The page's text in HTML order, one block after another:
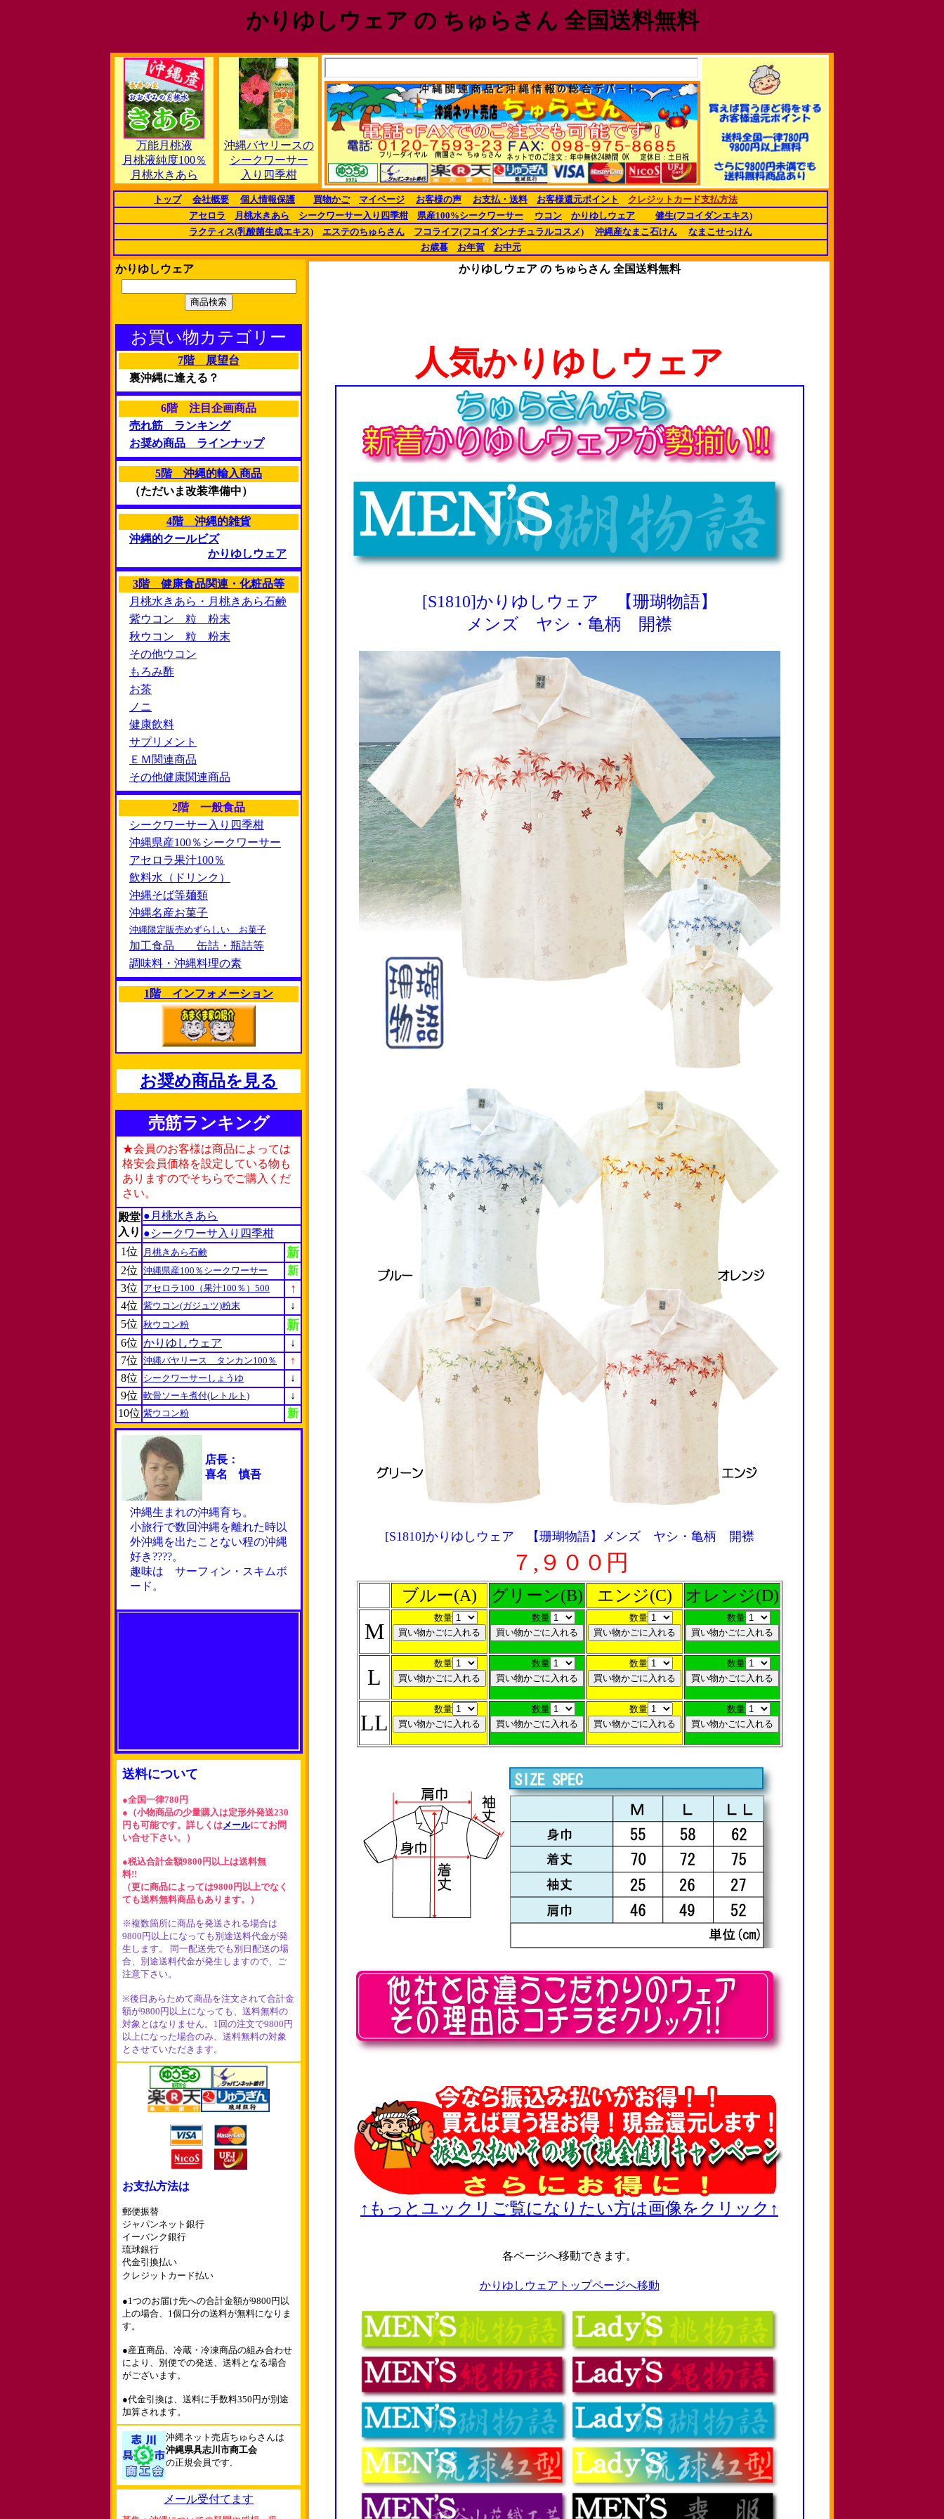
かりゆしウェア の ちゅらさん 全国送料無料
万能月桃液
月桃液純度100％
月桃水きあら
沖縄バヤリースの
シークワーサー
入り四季柑
トップ 会社概要 個人情報保護 買物かご マイページ お客様の声 お支払・送料 お客様還元ポイント
クレジットカード支払方法
アセロラ
月桃水きあら シークワーサー入り四季柑 県産100%シークワーサー ウコン かりゆしウェア
健生(フコイダンエキス)
ラクティス(乳酸菌生成エキス)
エステのちゅらさん フコライフ(フコイダンナチュラルコスメ) 沖縄産なまこ石けん
なまこせっけん
お歳暮
お年賀 お中元
かりゆしウェア
お買い物カテゴリー
7階 展望台
裏沖縄に逢える？
6階 注目企画商品
売れ筋 ランキング
お奨め商品 ラインナップ
5階 沖縄的輸入商品
（ただいま改装準備中）
4階 沖縄的雑貨
沖縄的クールビズ
かりゆしウェア
3階 健康食品関連・化粧品等
月桃水きあら・月桃きあら石鹸
紫ウコン 粒 粉末
秋ウコン 粒 粉末
その他ウコン
もろみ酢
お茶
ノニ
健康飲料
サプリメント
ＥＭ関連商品
その他健康関連商品
2階 一般食品
シークワーサー入り四季柑
沖縄県産100％シークワーサー
アセロラ果汁100％
飲料水（ドリンク）
沖縄そば等麺類
沖縄名産お菓子
沖縄限定販売めずらしい お菓子
加工食品 缶詰・瓶詰等
調味料・沖縄料理の素
1階 インフォメーション
お奨め商品を見る
売筋ランキング
★会員のお客様は商品によっては
格安会員価格を設定している物も
ありますのでそちらでご購入くだ
さい。
殿堂
入り
●月桃水きあら
●シークワーサ入り四季柑
1位
月桃きあら石鹸 新
2位 沖縄県産100％シークワーサー
新
3位
アセロラ100（果汁100％）500 ↑
4位 紫ウコン(ガジュツ)粉末
↓
5位 秋ウコン粉 新
6位 かりゆしウェア
↓
7位 沖縄バヤリース タンカン100％
↑
8位
シークワーサーしょうゆ
↓
9位 軟骨ソーキ煮付(レトルト)
↓
10位 紫ウコン粉 新
店長：
喜名 慎吾
沖縄生まれの沖縄育ち。
小旅行で数回沖縄を離れた時以
外沖縄を出たことない程の沖縄
好き????。
趣味は サーフィン・スキムボ
ード。
送料について
●全国一律780円
●（小物商品の少量購入は定形外発送230
円も可能です。詳しくはメールにてお問
い合せ下さい。）
●税込合計金額9800円以上は送料無
料!!
（更に商品によっては9800円以上でなく
ても送料無料商品もあります。）
※複数箇所に商品を発送される場合は
9800円以上になっても別途送料代金が発
生します。 同一配送先でも別日配送の場
合、別途送料代金が発生しますので、ご
注意下さい。
※後日あらためて商品を注文されて合計金
額が9800円以上になっても、送料無料の
対象とはなりません。1回の注文で9800円
以上になった場合のみ、送料無料の対象
とさせていただきます。
お支払方法は
郵便振替
ジャパンネット銀行
イーバンク銀行
琉球銀行
代金引換払い
クレジットカード払い
●1つのお届け先への合計金額が9800円以
上の場合、1個口分の送料が無料になりま
す。
●産直商品、冷蔵・冷凍商品の組み合わせ
により、別便での発送、送料となる場合
がございます。
●代金引換は、送料に手数料350円が別途
加算されます。
沖縄ネット売店ちゅらさんは
沖縄県具志川市商工会
の正規会員です。
メール受付てます
かりゆしウェア の ちゅらさん 全国送料無料
人気かりゆしウェア
[S1810]かりゆしウェア 【珊瑚物語】
メンズ ヤシ・亀柄 開襟
[S1810]かりゆしウェア 【珊瑚物語】メンズ ヤシ・亀柄 開襟
７,９００円
ブルー(A) グリーン(B) エンジ(C) オレンジ(D)
M
数量 数量 数量 数量
L
数量 数量 数量 数量
LL
数量 数量 数量 数量
↑もっとユックリご覧になりたい方は画像をクリック↑
各ページへ移動できます。
かりゆしウェアトップページへ移動